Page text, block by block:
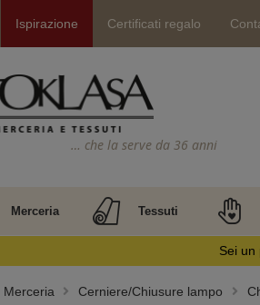
Ispirazione Certificati regalo
… che la serve da 36 anni
Merceria Tessuti
Sei un
Merceria Cerniere/Chiusure lampo